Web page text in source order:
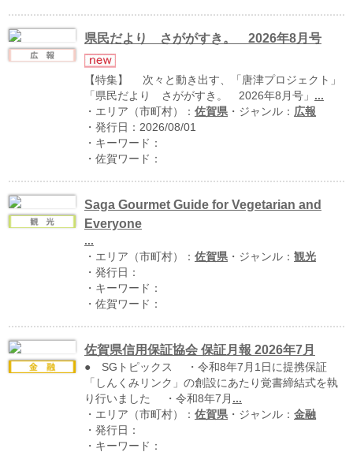
佐賀ワード
県民だより さががすき。 2026年8月号
【特集】 次々と動き出す、「唐津プロジェクト」
「県民だより さががすき。 2026年8月号」 ...
・エリア（市町村）： 佐賀県・ジャンル： 広報
・発行日：2026/08/01
・キーワード：
・佐賀ワード：
Saga Gourmet Guide for Vegetarian and
Everyone
...
・エリア（市町村）： 佐賀県・ジャンル： 観光
・発行日：
・キーワード：
・佐賀ワード：
佐賀県信用保証協会 保証月報 2026年7月
● SGトピックス ・令和8年7月1日に提携保証
「しんくみリンク」の創設にあたり覚書締結式を執
り行いました ・令和8年7月 ...
・エリア（市町村）： 佐賀県・ジャンル： 金融
・発行日：
・キーワード：
↓↓ ebooks専用本棚 ↓↓
運営：福博印刷
saga ebooksとは
運営会社
ご利用ガイド